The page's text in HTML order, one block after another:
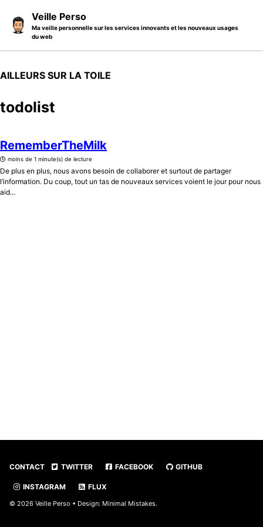
Veille Perso
Ma veille personnelle sur les services innovants et les nouveaux usages
du web
AILLEURS SUR LA TOILE
todolist
RememberTheMilk
moins de 1 minute(s) de lecture
De plus en plus, nous avons besoin de collaborer et surtout de partager
l’information. Du coup, tout un tas de nouveaux services voient le jour pour nous
aid...
CONTACT TWITTER FACEBOOK GITHUB
INSTAGRAM FLUX
© 2026 Veille Perso • Design: Minimal Mistakes.